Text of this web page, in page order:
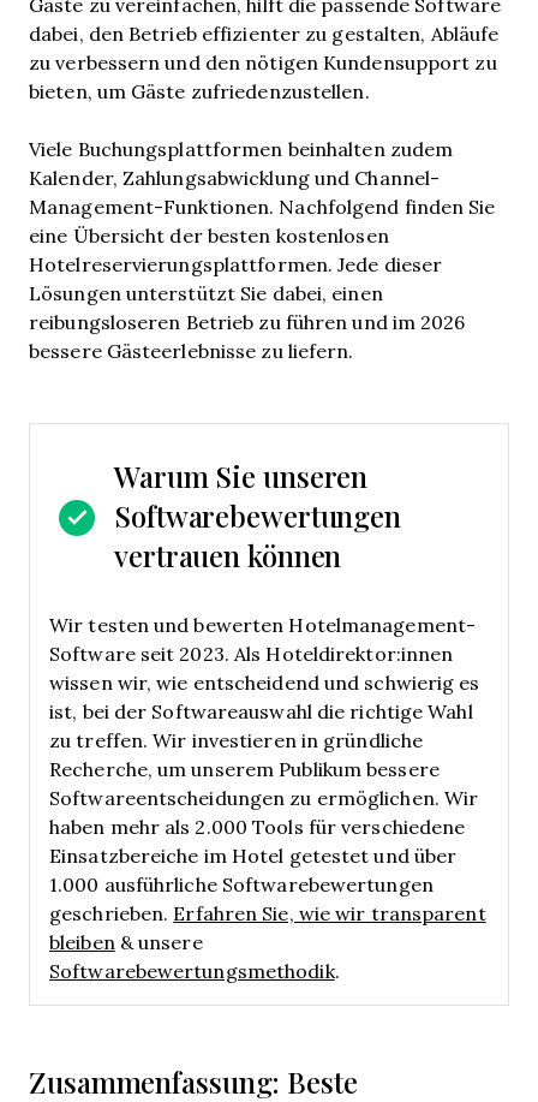
dabei, den Betrieb effizienter zu gestalten, Abläufe
zu verbessern und den nötigen Kundensupport zu
bieten, um Gäste zufriedenzustellen.
Viele Buchungsplattformen beinhalten zudem
Kalender, Zahlungsabwicklung und Channel-
Management-Funktionen. Nachfolgend finden Sie
eine Übersicht der besten kostenlosen
Hotelreservierungsplattformen. Jede dieser
Lösungen unterstützt Sie dabei, einen
reibungsloseren Betrieb zu führen und im 2026
bessere Gästeerlebnisse zu liefern.
Warum Sie unseren
Softwarebewertungen
vertrauen können
Wir testen und bewerten Hotelmanagement-
Software seit 2023. Als Hoteldirektor:innen
wissen wir, wie entscheidend und schwierig es
ist, bei der Softwareauswahl die richtige Wahl
zu treffen. Wir investieren in gründliche
Recherche, um unserem Publikum bessere
Softwareentscheidungen zu ermöglichen. Wir
haben mehr als 2.000 Tools für verschiedene
Einsatzbereiche im Hotel getestet und über
1.000 ausführliche Softwarebewertungen
geschrieben. Erfahren Sie, wie wir transparent
bleiben & unsere
Softwarebewertungsmethodik.
Zusammenfassung: Beste